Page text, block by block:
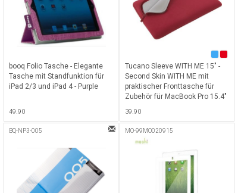
booq Folio Tasche - Elegante
Tasche mit Standfunktion für
iPad 2/3 und iPad 4 - Purple
49.90
Tucano Sleeve WITH ME 15" -
Second Skin WITH ME mit
praktischer Fronttasche für
Zubehör für MacBook Pro 15.4"
39.90
BQ-NP3-005 MO-99MO020915